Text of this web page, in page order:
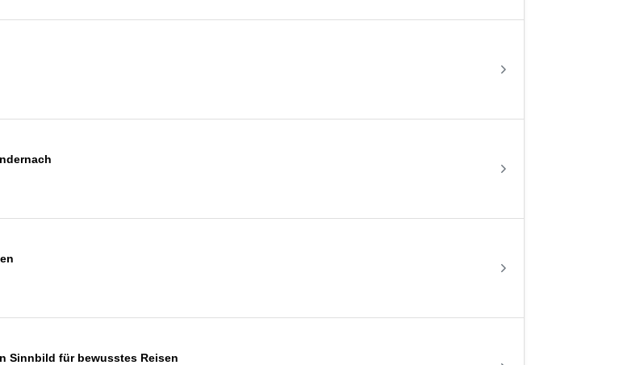
Sinnbild für bewusstes Reisen